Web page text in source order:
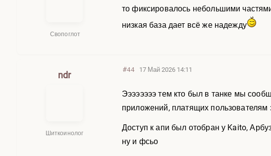
Свопоглот
то фиксировалось небольшими
низкая база дает всё же надежду
ndr
Шиткоинолог
#44 17 Май 2026 14:11
Ээээээээ тем кто был в танке мы
приложений, платящих пользователям
Доступ к апи был отобран у Kaito,
ну и фсьо